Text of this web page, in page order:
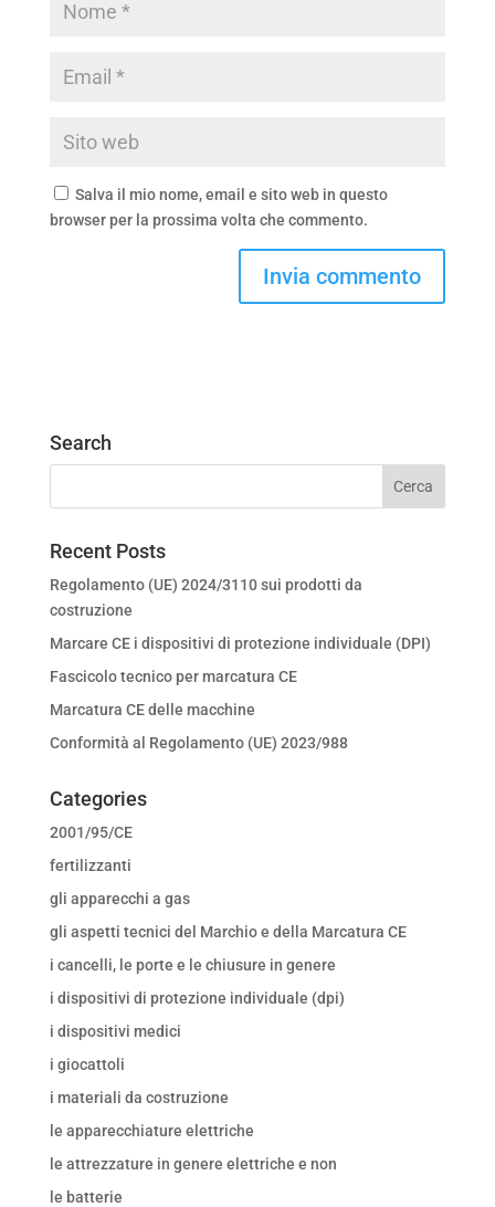
Salva il mio nome, email e sito web in questo
browser per la prossima volta che commento.
Search
Recent Posts
Regolamento (UE) 2024/3110 sui prodotti da
costruzione
Marcare CE i dispositivi di protezione individuale (DPI)
Fascicolo tecnico per marcatura CE
Marcatura CE delle macchine
Conformità al Regolamento (UE) 2023/988
Categories
2001/95/CE
fertilizzanti
gli apparecchi a gas
gli aspetti tecnici del Marchio e della Marcatura CE
i cancelli, le porte e le chiusure in genere
i dispositivi di protezione individuale (dpi)
i dispositivi medici
i giocattoli
i materiali da costruzione
le apparecchiature elettriche
le attrezzature in genere elettriche e non
le batterie